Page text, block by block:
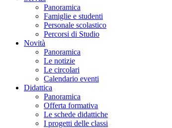
Panoramica
Famiglie e studenti
Personale scolastico
Percorsi di Studio
Novità
Panoramica
Le notizie
Le circolari
Calendario eventi
Didattica
Panoramica
Offerta formativa
Le schede didattiche
I progetti delle classi